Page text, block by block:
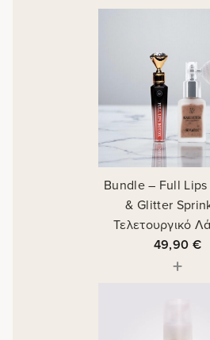
Bundle – Full
& Glitter
Τελετουργικό
49,90 €
+